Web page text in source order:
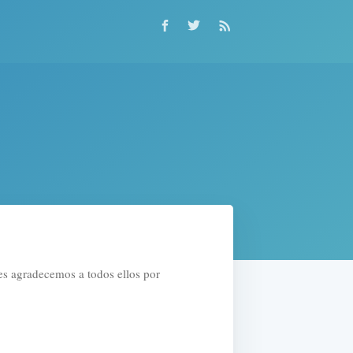
agradecemos a todos ellos por